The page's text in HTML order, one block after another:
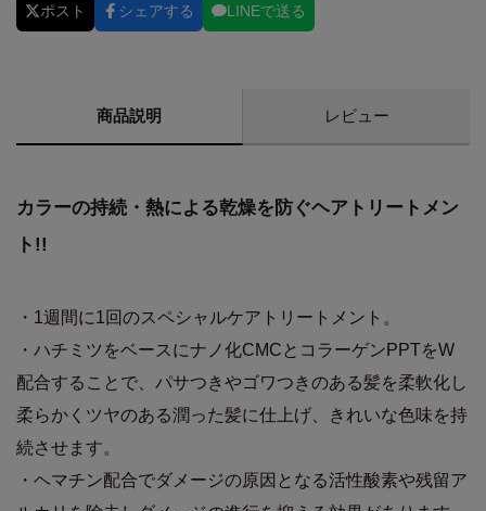
ポスト シェアする LINEで送る
商品説明 レビュー
カラーの持続・熱による乾燥を防ぐヘアトリートメン
ト!!
・1週間に1回のスペシャルケアトリートメント。
・ハチミツをベースにナノ化CMCとコラーゲンPPTをW
配合することで、パサつきやゴワつきのある髪を柔軟化し
柔らかくツヤのある潤った髪に仕上げ、きれいな色味を持
続させます。
・ヘマチン配合でダメージの原因となる活性酸素や残留ア